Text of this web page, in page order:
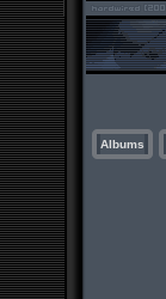
Albums